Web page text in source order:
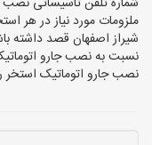
ملزومات مورد نیاز در هر
شیراز اصفهان قصد داشته
نسبت به نصب جارو
نصب جارو اتوماتیک استخر